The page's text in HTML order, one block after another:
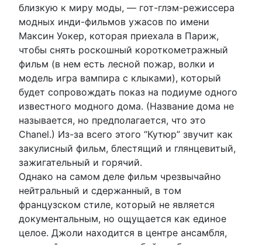
близкую к миру моды, — гот-глэм-режиссера
модных инди-фильмов ужасов по имени
Максин Уокер, которая приехала в Париж,
чтобы снять роскошный короткометражный
фильм (в нем есть лесной пожар, волки и
модель игра вампира с клыками), который
будет сопровождать показ на подиуме одного
известного модного дома. (Название дома не
называется, но предполагается, что это
Chanel.) Из-за всего этого “Кутюр” звучит как
закулисный фильм, блестящий и глянцевитый,
зажигательный и горячий.
Однако на самом деле фильм чрезвычайно
нейтральный и сдержанный, в том
французском стиле, который не является
документальным, но ощущается как единое
целое. Джоли находится в центре ансамбля,